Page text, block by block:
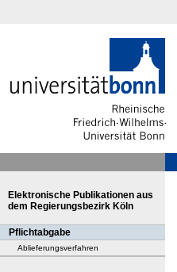
Elektronische Publikationen aus
dem Regierungsbezirk Köln
Pflichtabgabe
Ablieferungsverfahren